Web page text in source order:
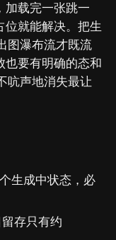
加载完一张跳一
位就能解决。把生
图瀑布流才既流
也要有明确的态和
吭声地消失最让
生成中状态，必
存只有约